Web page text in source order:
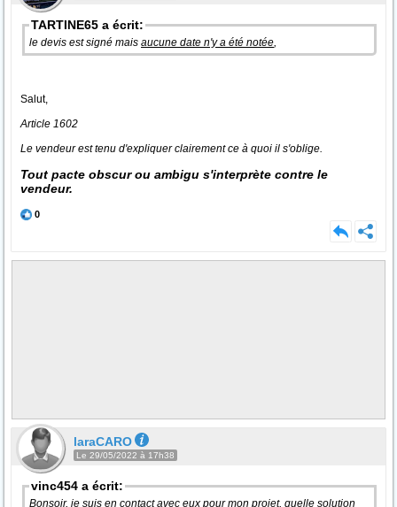
TARTINE65 a écrit:
le devis est signé mais aucune date n'y a été notée,
Salut,
Article 1602
Le vendeur est tenu d'expliquer clairement ce à quoi il s'oblige.
Tout pacte obscur ou ambigu s'interprète contre le
vendeur.
0
laraCARO
Le 29/05/2022 à 17h38
vinc454 a écrit:
Bonsoir, je suis en contact avec eux pour mon projet, quelle solution